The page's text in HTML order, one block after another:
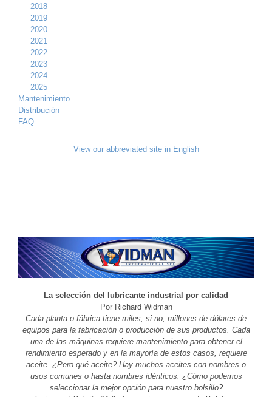
2018
2019
2020
2021
2022
2023
2024
2025
Mantenimiento
Distribución
FAQ
View our abbreviated site in English
La selección del lubricante industrial por calidad
Por Richard Widman
Cada planta o fábrica tiene miles, si no, millones de dólares de
equipos para la fabricación o producción de sus productos. Cada
una de las máquinas requiere mantenimiento para obtener el
rendimiento esperado y en la mayoría de estos casos, requiere
aceite. ¿Pero qué aceite? Hay muchos aceites con nombres o
usos comunes o hasta nombres idénticos. ¿Cómo podemos
seleccionar la mejor opción para nuestro bolsillo?